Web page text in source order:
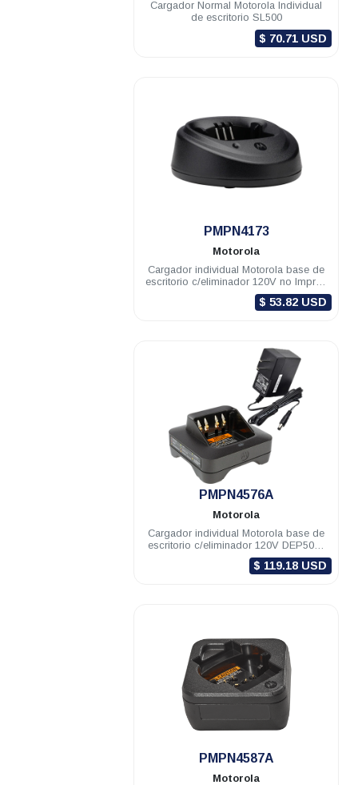
Cargador Normal Motorola Individual
de escritorio SL500
$ 70.71 USD
PMPN4173
Motorola
Cargador individual Motorola base de
escritorio c/eliminador 120V no Impres
EP450 DEP450 R2
$ 53.82 USD
PMPN4576A
Motorola
Cargador individual Motorola base de
escritorio c/eliminador 120V DEP500e
DGPe R7 APX900/2000
$ 119.18 USD
PMPN4587A
Motorola